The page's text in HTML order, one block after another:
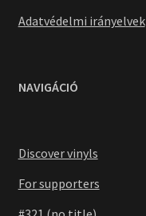
Adatvédelmi irányelvek
NAVIGÁCIÓ
Discover vinyls
For supporters